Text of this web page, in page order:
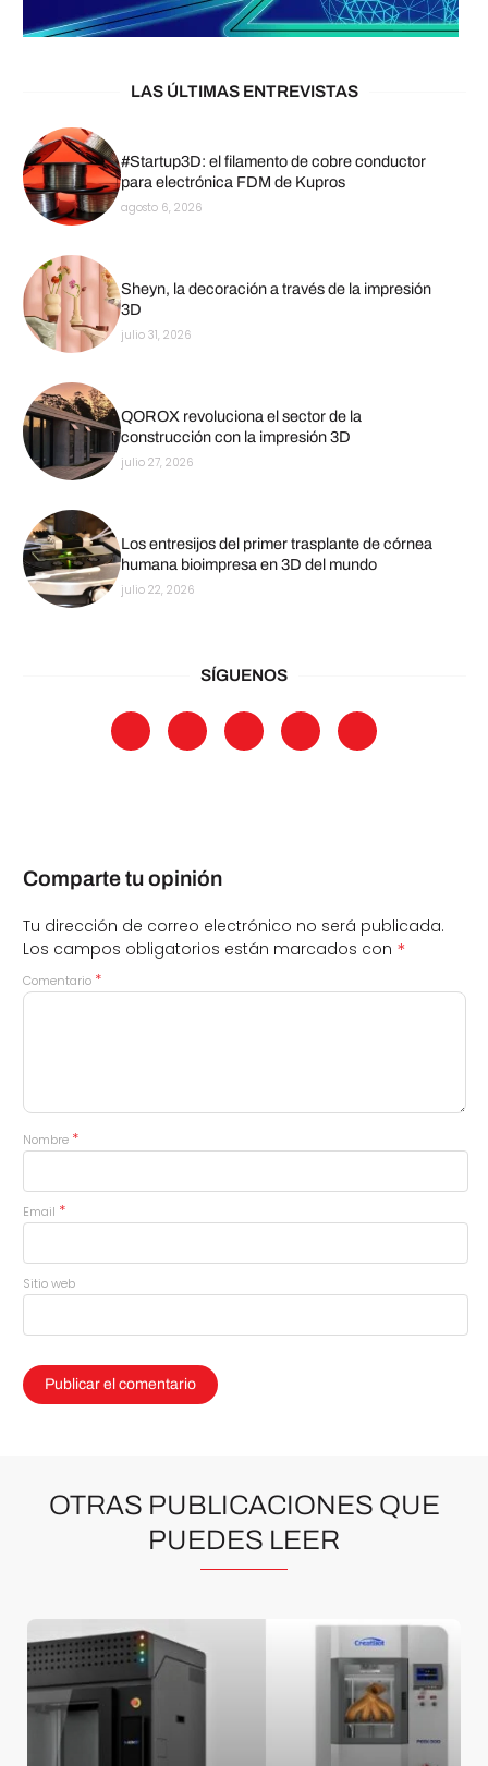
LAS ÚLTIMAS ENTREVISTAS
#Startup3D: el filamento de cobre conductor
para electrónica FDM de Kupros
agosto 6, 2026
Sheyn, la decoración a través de la impresión
3D
julio 31, 2026
QOROX revoluciona el sector de la
construcción con la impresión 3D
julio 27, 2026
Los entresijos del primer trasplante de córnea
humana bioimpresa en 3D del mundo
julio 22, 2026
SÍGUENOS
Comparte tu opinión
Tu dirección de correo electrónico no será publicada.
Los campos obligatorios están marcados con *
Comentario *
Nombre *
Email *
Sitio web
OTRAS PUBLICACIONES QUE
PUEDES LEER